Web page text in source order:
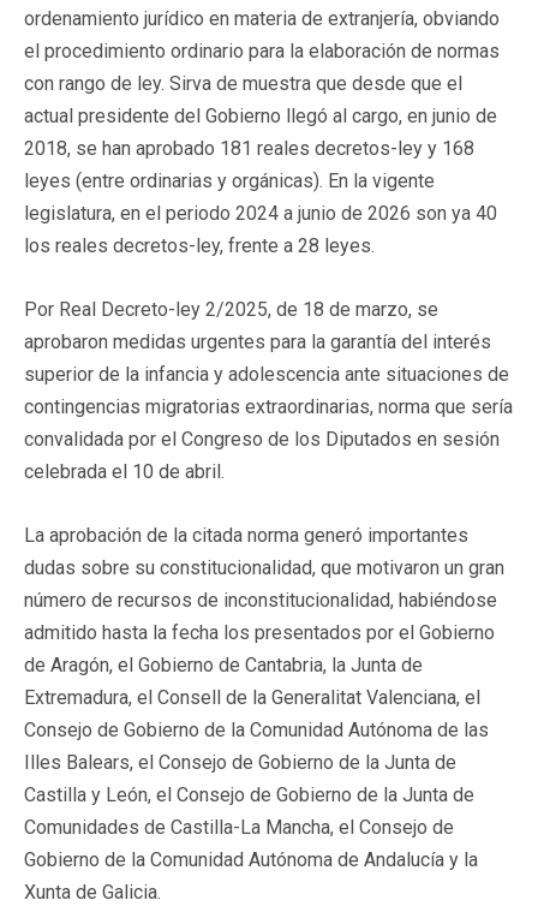
ordenamiento jurídico en materia de extranjería, obviando
el procedimiento ordinario para la elaboración de normas
con rango de ley. Sirva de muestra que desde que el
actual presidente del Gobierno llegó al cargo, en junio de
2018, se han aprobado 181 reales decretos-ley y 168
leyes (entre ordinarias y orgánicas). En la vigente
legislatura, en el periodo 2024 a junio de 2026 son ya 40
los reales decretos-ley, frente a 28 leyes.
Por Real Decreto-ley 2/2025, de 18 de marzo, se
aprobaron medidas urgentes para la garantía del interés
superior de la infancia y adolescencia ante situaciones de
contingencias migratorias extraordinarias, norma que sería
convalidada por el Congreso de los Diputados en sesión
celebrada el 10 de abril.
La aprobación de la citada norma generó importantes
dudas sobre su constitucionalidad, que motivaron un gran
número de recursos de inconstitucionalidad, habiéndose
admitido hasta la fecha los presentados por el Gobierno
de Aragón, el Gobierno de Cantabria, la Junta de
Extremadura, el Consell de la Generalitat Valenciana, el
Consejo de Gobierno de la Comunidad Autónoma de las
Illes Balears, el Consejo de Gobierno de la Junta de
Castilla y León, el Consejo de Gobierno de la Junta de
Comunidades de Castilla-La Mancha, el Consejo de
Gobierno de la Comunidad Autónoma de Andalucía y la
Xunta de Galicia.